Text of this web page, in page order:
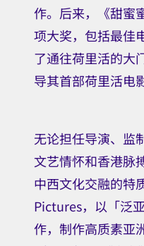
作。后来，《甜蜜
项大奖，包括最佳
了通往荷里活的大
导其首部荷里活电
无论担任导演、监
文艺情怀和香港脉
中西文化交融的特
Pictures，以「泛
作，制作高质素亚